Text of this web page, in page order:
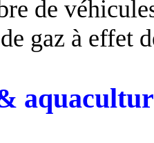
de
gaz à effet